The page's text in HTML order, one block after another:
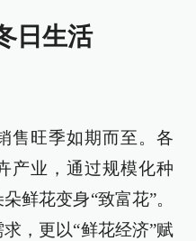
日生活
售旺季如期而至。各
产业，通过规模化种
鲜花变身“致富花”。
，更以“鲜花经济”赋